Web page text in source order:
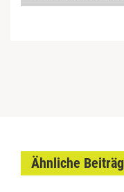
Ähnliche